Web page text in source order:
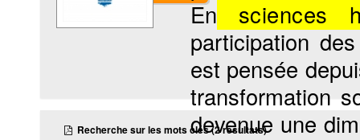
En sciences
participation
est pensée
transformation
devenue une
Recherche sur les mots clés (2 résultats)